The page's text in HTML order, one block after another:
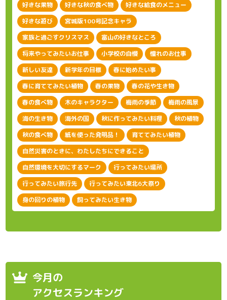
好きな果物
好きな秋の食べ物
好きな給食のメニュー
好きな遊び
宮城版100号記念キャラ
家族と過ごすクリスマス
富山の好きなところ
将来やってみたいお仕事
小学校の自慢
憧れのお仕事
新しい友達
新学年の目標
春に始めたい事
春に育ててみたい植物
春の果物
春の花や生き物
春の食べ物
木のキャラクター 梅雨の季節
梅雨の風景
海の生き物
海外の国 秋に作ってみたい料理
秋の植物
秋の食べ物
紙を使った発明品！
育ててみたい植物
自然災害のときに、わたしたちにできること
自然環境を大切にするマーク
行ってみたい場所
行ってみたい旅行先
行ってみたい東北6大祭り
身の回りの植物
飼ってみたい生き物
今月の
アクセスランキング